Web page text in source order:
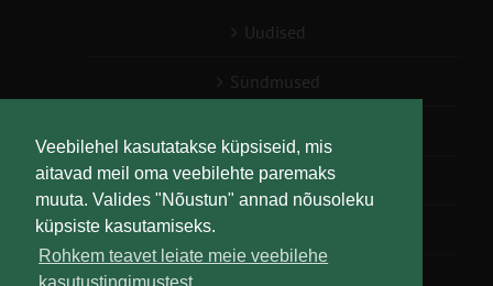
Veebilehel kasutatakse küpsiseid, mis
aitavad meil oma veebilehte paremaks
muuta. Valides "Nõustun" annad nõusoleku
küpsiste kasutamiseks.
Rohkem teavet leiate meie veebilehe
Uudised
Sündmused
Teabesalv
Liitu uudiskirjaga